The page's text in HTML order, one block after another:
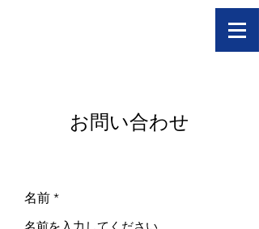
お問い合わせ
名前